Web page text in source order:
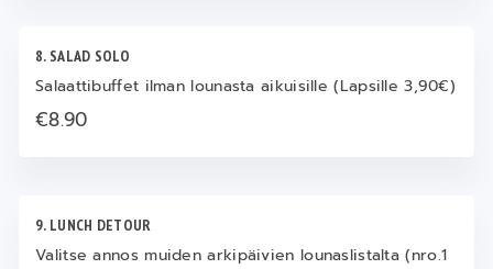
8. SALAD SOLO
Salaattibuffet ilman lounasta aikuisille (Lapsille 3,90€)
€8.90
9. LUNCH DETOUR
Valitse annos muiden arkipäivien lounaslistalta (nro.1